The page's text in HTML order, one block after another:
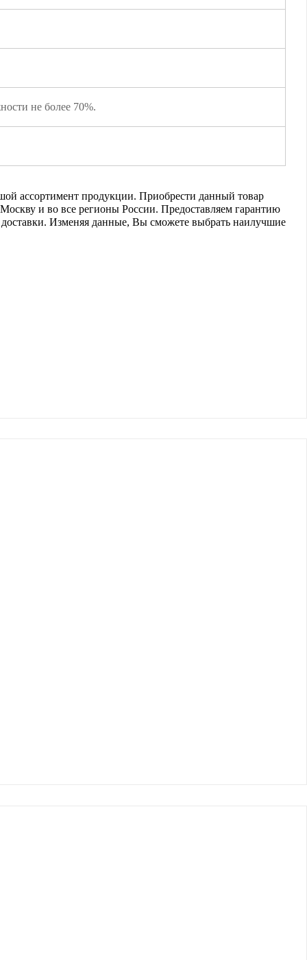
не более 70%.
ассортимент продукции. Приобрести данный товар
и во все регионы России. Предоставляем гарантию
доставки. Изменяя данные, Вы сможете выбрать наилучшие